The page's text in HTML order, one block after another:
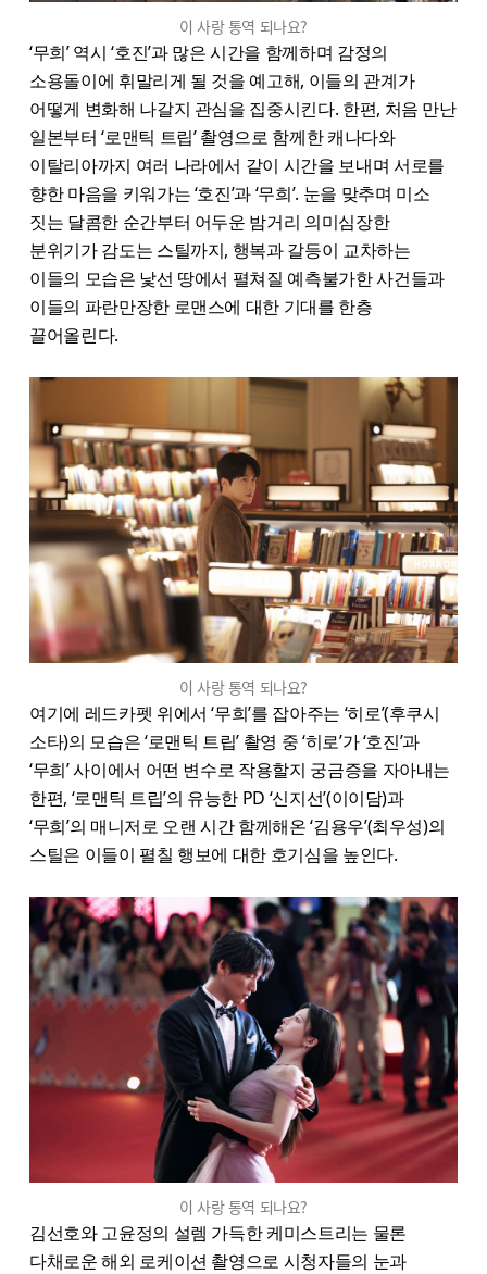
이 사랑 통역 되나요?
‘무희’ 역시 ‘호진’과 많은 시간을 함께하며 감정의
소용돌이에 휘말리게 될 것을 예고해, 이들의 관계가
어떻게 변화해 나갈지 관심을 집중시킨다. 한편, 처음 만난
일본부터 ‘로맨틱 트립’ 촬영으로 함께한 캐나다와
이탈리아까지 여러 나라에서 같이 시간을 보​내며 서로를
향한 마음을 키워가는 ‘호진’과 ‘무희’. 눈을 맞추며 미소
짓는 달콤한 순간부터 어두운 밤거리 의미심장한
분위기가 감도는 스틸까지, 행복과 갈등이 교차하는
이들의 모습은 낯선 땅에서 펼쳐질 예측불가한 사건들과
이들의 파란만장한 로맨스에 대한 기대를 한층
끌어올린다.
이 사랑 통역 되나요?
여기에 레드카펫 위에서 ‘무희’를 잡아주는 ‘히로’(후쿠시
소타)의 모습은 ‘로맨틱 트립’ 촬영 중 ‘히로’가 ‘호진’과
‘무희’ 사이에서 어떤 변수로 작용할지 궁금증을 자아내는
한편, ‘로맨틱 트립’의 유능한 PD ‘신지선’(이이담)과
‘무희’의 매니저로 오랜 시간 함께해온 ‘김용우’(최우성)의
스틸은 이들이 펼칠 행보에 대한 호기심을 높인다.
이 사랑 통역 되나요?
김선호와 고윤정의 설렘 가득한 케미스트리는 물론
다채로운 해외 로케이션 촬영으로 시청자들의 눈과